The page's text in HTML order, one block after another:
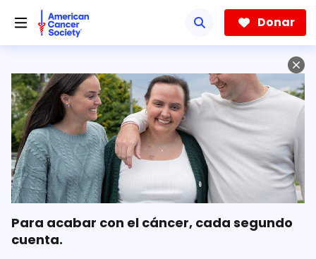
hacia
contenido
Donar
Para acabar con el cáncer, cada segundo
cuenta.